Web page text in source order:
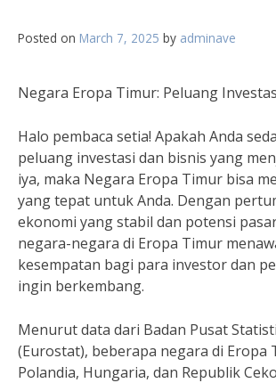
Posted on March 7, 2025 by adminave
Negara Eropa Timur: Peluang
Halo pembaca setia! Apakah Anda
peluang investasi dan bisnis yang
iya, maka Negara Eropa Timur bisa
yang tepat untuk Anda. Dengan
ekonomi yang stabil dan potensi
negara-negara di Eropa Timur
kesempatan bagi para investor dan
ingin berkembang.
Menurut data dari Badan Pusat
(Eurostat), beberapa negara di Eropa
Polandia, Hungaria, dan Republik